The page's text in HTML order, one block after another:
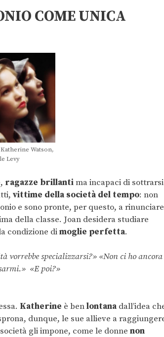
COME UNICA
Watson,
Levy
ragazze brillantima incapaci di sottrarsi
vittime della società del tempo: non
e sono pronte, per questo, a rinunciare
della classe. Joan desidera studiare
condizione dimoglie perfetta.
vorrebbe specializzarsi?» «Non ci ho ancora
intendo sposarmi.» «E
Katherine è benlontana dall’idea
dunque, le sue allieve a
gli impone, come le donne non